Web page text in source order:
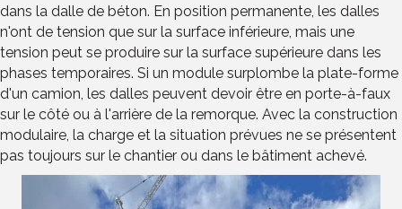
dans la dalle de béton. En position permanente, les dalles
n'ont de tension que sur la surface inférieure, mais une
tension peut se produire sur la surface supérieure dans les
phases temporaires. Si un module surplombe la plate-forme
d'un camion, les dalles peuvent devoir être en porte-à-faux
sur le côté ou à l'arrière de la remorque. Avec la construction
modulaire, la charge et la situation prévues ne se présentent
pas toujours sur le chantier ou dans le bâtiment achevé.